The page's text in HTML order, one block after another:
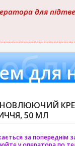
для
50 МЛ
за попереднім